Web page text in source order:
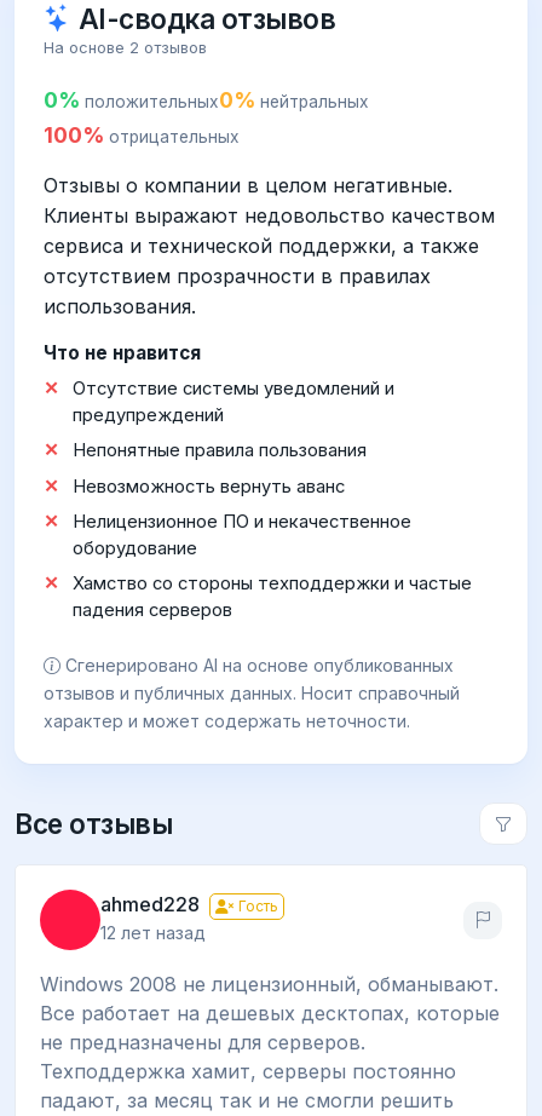
AI-сводка отзывов
На основе 2 отзывов
0% положительных0% нейтральных
100% отрицательных
Отзывы о компании в целом негативные.
Клиенты выражают недовольство качеством
сервиса и технической поддержки, а также
отсутствием прозрачности в правилах
использования.
Что не нравится
Отсутствие системы уведомлений и
предупреждений
Непонятные правила пользования
Невозможность вернуть аванс
Нелицензионное ПО и некачественное
оборудование
Хамство со стороны техподдержки и частые
падения серверов
Сгенерировано AI на основе опубликованных
отзывов и публичных данных. Носит справочный
характер и может содержать неточности.
Все отзывы
ahmed228 Гость
12 лет назад
Windows 2008 не лицензионный, обманывают.
Все работает на дешевых десктопах, которые
не предназначены для серверов.
Техподдержка хамит, серверы постоянно
падают, за месяц так и не смогли решить